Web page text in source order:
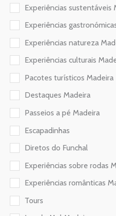
Experiências sustentáveis
Experiências
Experiências natureza
Experiências culturais
Pacotes turísticos Madeira
Destaques Madeira
Passeios a pé Madeira
Escapadinhas
Diretos do Funchal
Experiências sobre rodas
Experiências românticas
Tours